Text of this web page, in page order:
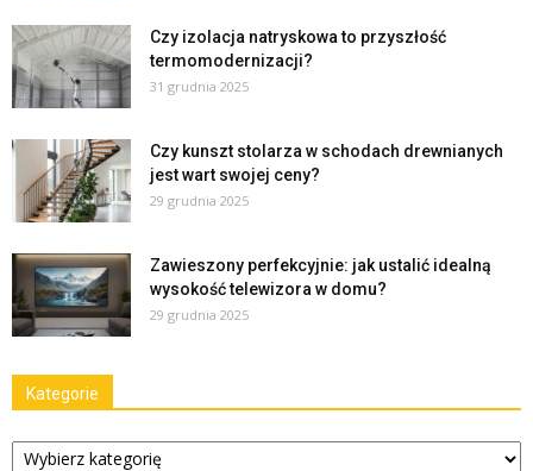
Czy izolacja natryskowa to przyszłość
termomodernizacji?
31 grudnia 2025
Czy kunszt stolarza w schodach drewnianych
jest wart swojej ceny?
29 grudnia 2025
Zawieszony perfekcyjnie: jak ustalić idealną
wysokość telewizora w domu?
29 grudnia 2025
Kategorie
Kategorie